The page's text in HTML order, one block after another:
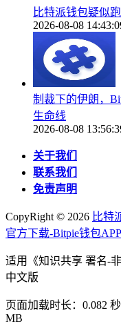
比特派钱包疑似
2026-08-08
制裁下的伊朗，
生命线
2026-08-08
关于我们
联系我们
免责声明
CopyRight © 2026 比特
官方下载-Bitpie钱包
适用《知识共享 署名-
中文版
页面加载时长：0.082
MB